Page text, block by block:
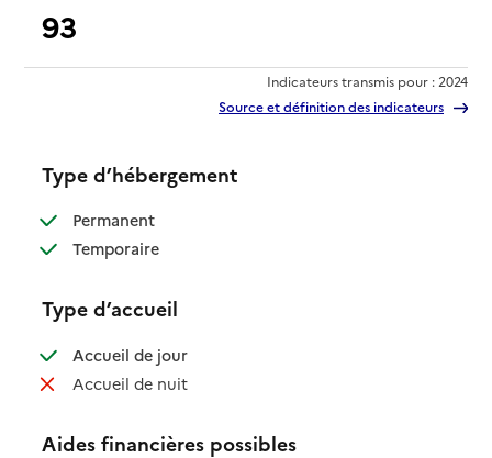
93
Indicateurs transmis pour : 2024
Source et définition des indicateurs
Type d’hébergement
Permanent: disponible
Temporaire: disponible
Type d’accueil
Accueil de jour: disponible
Accueil de nuit: non disponible
Aides financières possibles